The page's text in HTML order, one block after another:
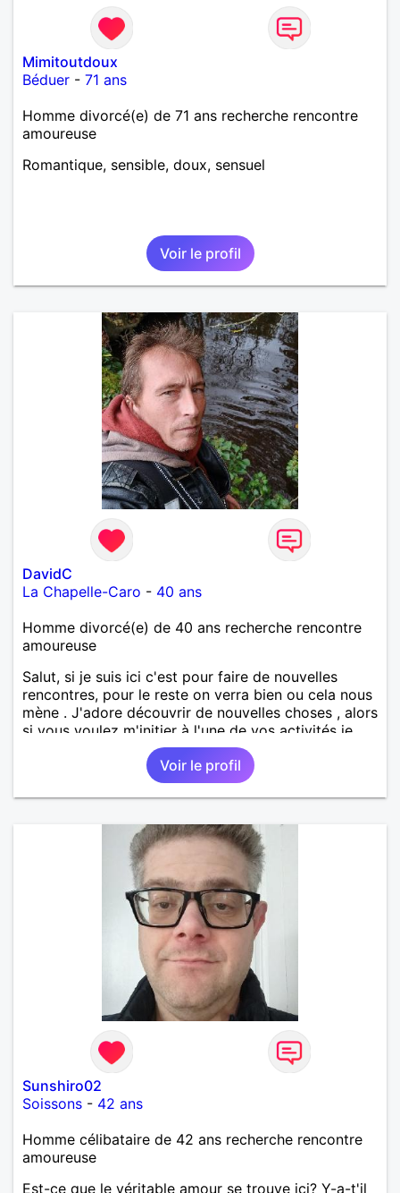
Mimitoutdoux
Béduer - 71 ans
Homme divorcé(e) de 71 ans recherche rencontre
amoureuse
Romantique, sensible, doux, sensuel
Voir le profil
DavidC
La Chapelle-Caro - 40 ans
Homme divorcé(e) de 40 ans recherche rencontre
amoureuse
Salut, si je suis ici c'est pour faire de nouvelles
rencontres, pour le reste on verra bien ou cela nous
mène . J'adore découvrir de nouvelles choses , alors
si vous voulez m'initier à l'une de vos activités je
Voir le profil
Sunshiro02
Soissons - 42 ans
Homme célibataire de 42 ans recherche rencontre
amoureuse
Est-ce que le véritable amour se trouve ici? Y-a-t'il